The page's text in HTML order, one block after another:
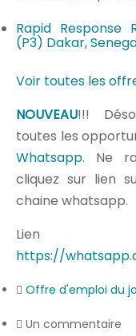
Rapid Response
(P3) Dakar,
Voir toutes les
NOUVEAU!!!
toutes les
Whatsapp. Ne
cliquez sur lien
chaine whatsapp.
Lien
https://
Offre d'emploi du
Un commentaire